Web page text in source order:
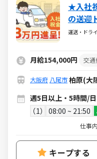
★入社
の送迎
※AT限
運送・ドラ
月給154,000円 交通
大阪府 八尾市柏原(大
週5日以上・5時間/
1
08:00 ~ 21:50
仕事
キープする